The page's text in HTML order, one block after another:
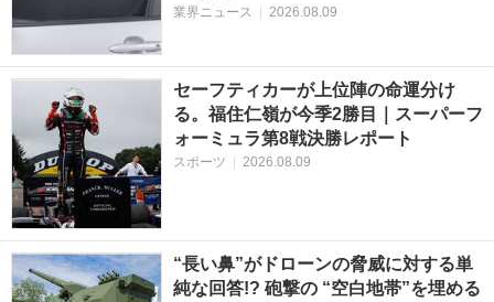
業界ニュース 2026.08.09
セーフティカーが上位陣の命運分け
る。福住仁嶺が今季2勝目｜スーパーフ
ォーミュラ第8戦決勝レポート
スポーツ 2026.08.09
“長い鼻”がドローンの脅威に対する単
純な回答!? 砲撃の “空白地帯”を埋める